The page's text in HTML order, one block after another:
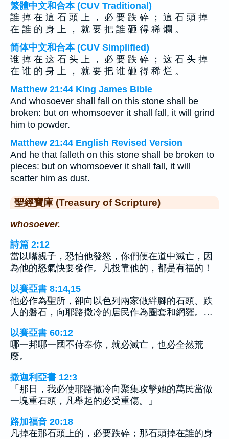
繁體中文和合本 (CUV Traditional)
誰 掉 在 這 石 頭 上 ， 必 要 跌 碎 ； 這 石 頭 掉
在 誰 的 身 上 ， 就 要 把 誰 砸 得 稀 爛 。
简体中文和合本 (CUV Simplified)
谁 掉 在 这 石 头 上 ， 必 要 跌 碎 ； 这 石 头 掉
在 谁 的 身 上 ， 就 要 把 谁 砸 得 稀 烂 。
Matthew 21:44 King James Bible
And whosoever shall fall on this stone shall be
broken: but on whomsoever it shall fall, it will grind
him to powder.
Matthew 21:44 English Revised Version
And he that falleth on this stone shall be broken to
pieces: but on whomsoever it shall fall, it will
scatter him as dust.
聖經寶庫 (Treasury of Scripture)
whosoever.
詩篇 2:12
當以嘴親子，恐怕他發怒，你們便在道中滅亡，因
為他的怒氣快要發作。凡投靠他的，都是有福的！
以賽亞書 8:14,15
他必作為聖所，卻向以色列兩家做絆腳的石頭、跌
人的磐石，向耶路撒冷的居民作為圈套和網羅。…
以賽亞書 60:12
哪一邦哪一國不侍奉你，就必滅亡，也必全然荒
廢。
撒迦利亞書 12:3
「那日，我必使耶路撒冷向聚集攻擊她的萬民當做
一塊重石頭，凡舉起的必受重傷。」
路加福音 20:18
凡掉在那石頭上的，必要跌碎；那石頭掉在誰的身